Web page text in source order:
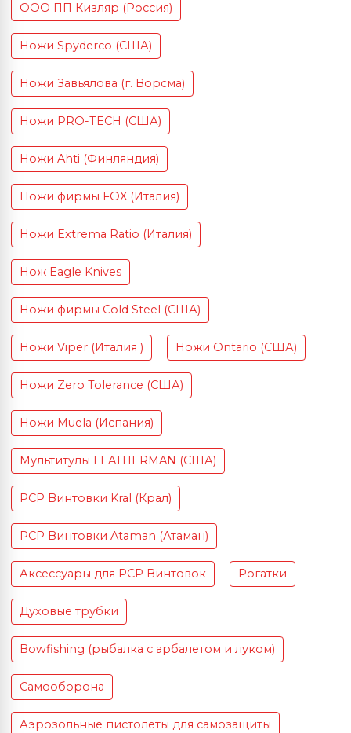
ООО ПП Кизляр (Россия)
Ножи Spyderco (США)
Ножи Завьялова (г. Ворсма)
Ножи PRO-TECH (США)
Ножи Ahti (Финляндия)
Ножи фирмы FOX (Италия)
Ножи Extrema Ratio (Италия)
Нож Eagle Knives
Ножи фирмы Cold Steel (США)
Ножи Viper (Италия ) Ножи Ontario (США)
Ножи Zero Tolerance (США)
Ножи Muela (Испания)
Мультитулы LEATHERMAN (США)
PCP Винтовки Kral (Крал)
PCP Винтовки Ataman (Атаман)
Аксессуары для PCP Винтовок Рогатки
Духовые трубки
Bowfishing (рыбалка с арбалетом и луком)
Самооборона
Аэрозольные пистолеты для самозащиты